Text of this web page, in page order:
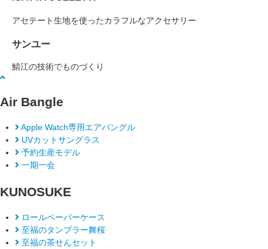
アセテート生地を使ったカラフルなアクセサリー
サンユー
鯖江の技術でものづくり
Air Bangle
Apple Watch専用エアバングル
UVカットサングラス
予約生産モデル
一期一会
KUNOSUKE
ロールペーパーケース
至福のタンブラー舞桜
至福の茶せんセット